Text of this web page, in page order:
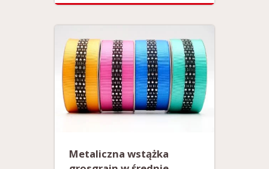
Metaliczna wstążka